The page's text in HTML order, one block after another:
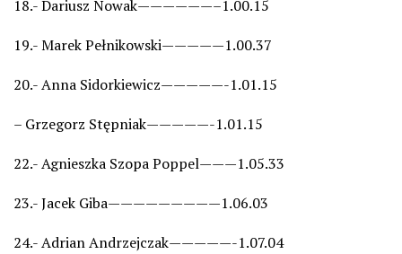
18.- Dariusz Nowak——————–1.00.15
19.- Marek Pełnikowski—————1.00.37
20.- Anna Sidorkiewicz—————-1.01.15
– Grzegorz Stępniak—————-1.01.15
22.- Agnieszka Szopa Poppel———1.05.33
23.- Jacek Giba—————————1.06.03
24.- Adrian Andrzejczak—————-1.07.04